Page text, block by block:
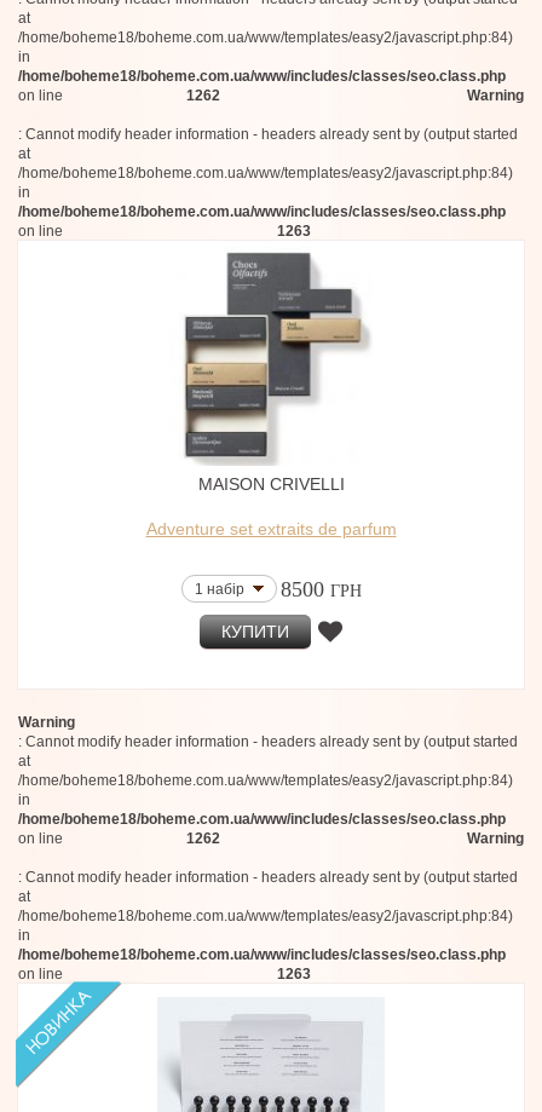
at
/home/boheme18/boheme.com.ua/www/templates/easy2/javascript.php:84)
in
/home/boheme18/boheme.com.ua/www/includes/classes/seo.class.php
on line
1262 Warning
: Cannot modify header information - headers already sent by (output started
at
/home/boheme18/boheme.com.ua/www/templates/easy2/javascript.php:84)
in
/home/boheme18/boheme.com.ua/www/includes/classes/seo.class.php
on line
1263
MAISON CRIVELLI
Adventure set extraits de parfum
1 набір 8500 ГРН
КУПИТИ
Warning
: Cannot modify header information - headers already sent by (output started
at
/home/boheme18/boheme.com.ua/www/templates/easy2/javascript.php:84)
in
/home/boheme18/boheme.com.ua/www/includes/classes/seo.class.php
on line
1262 Warning
: Cannot modify header information - headers already sent by (output started
at
/home/boheme18/boheme.com.ua/www/templates/easy2/javascript.php:84)
in
/home/boheme18/boheme.com.ua/www/includes/classes/seo.class.php
on line
1263